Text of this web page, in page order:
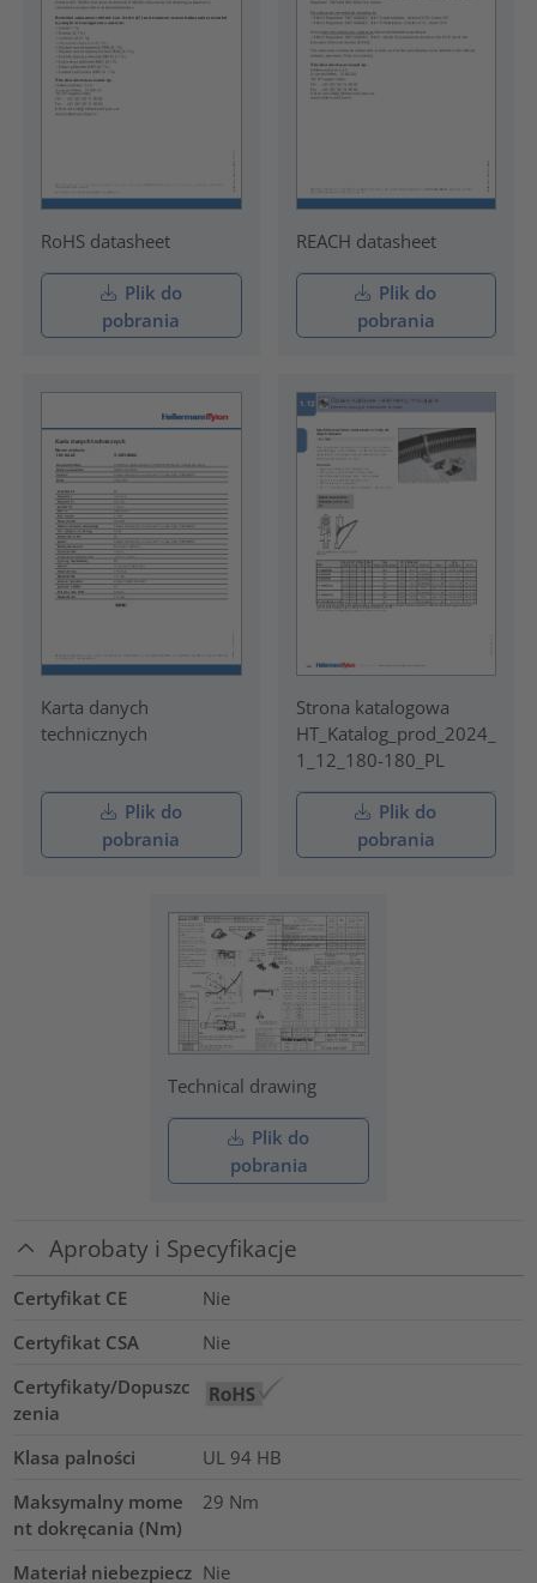
RoHS datasheet
Plik do
pobrania
REACH datasheet
Plik do
pobrania
Karta danych
technicznych
Plik do
pobrania
Strona katalogowa
HT_Katalog_prod_2024_
1_12_180-180_PL
Plik do
pobrania
Technical drawing
Plik do
pobrania
Aprobaty i Specyfikacje
Certyfikat CE
Nie
Certyfikat CSA
Nie
Certyfikaty/Dopuszc
zenia
Klasa palności
UL 94 HB
Maksymalny mome
nt dokręcania (Nm)
29 Nm
Materiał niebezpiecz Nie